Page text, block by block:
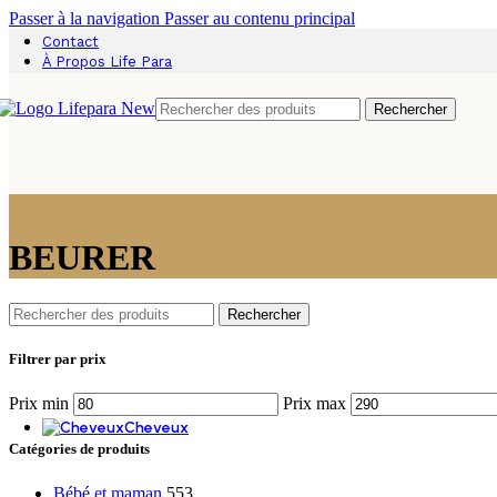
Passer à la navigation Passer au contenu principal
Contact
À Propos Life Para
Rechercher
Articulations
Nettoyant
Parfum
Pieds réparés, confort retrouvé
Cheveux
Shampoing
Shampoing antipelliculaire
BEURER
Rechercher
Filtrer par prix
Prix min Prix max
Catégories de produits
Bébé et maman 553